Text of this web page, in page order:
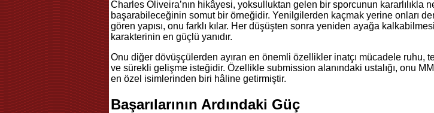
Charles Oliveira’nın hikâyesi, yoksulluktan gelen bir sporcunun kararlılıkla
başarabileceğinin somut bir örneğidir. Yenilgilerden kaçmak yerine onları
gören yapısı, onu farklı kılar. Her düşüşten sonra yeniden ayağa
karakterinin en güçlü yanıdır.
Onu diğer dövüşçülerden ayıran en önemli özellikler inatçı mücadele ruhu,
ve sürekli gelişme isteğidir. Özellikle submission alanındaki ustalığı, onu
en özel isimlerinden biri hâline getirmiştir.
Başarılarının Ardındaki Güç